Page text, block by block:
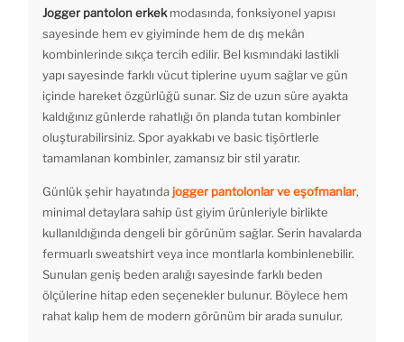
Jogger pantolon erkekmodasında, fonksiyonel yapısı
sayesinde hem ev giyiminde hem de dış mekân
kombinlerinde sıkça tercih edilir. Bel kısmındaki lastikli
yapı sayesinde farklı vücut tiplerine uyum sağlar ve gün
içinde hareket özgürlüğü sunar. Siz de uzun süre ayakta
kaldığınız günlerde rahatlığı ön planda tutan kombinler
oluşturabilirsiniz. Spor ayakkabı ve basic tişörtlerle
tamamlanan kombinler, zamansız bir stil yaratır.
Günlük şehir hayatında jogger pantolonlar ve eşofmanlar,
minimal detaylara sahip üst giyim ürünleriyle birlikte
kullanıldığında dengeli bir görünüm sağlar. Serin havalarda
fermuarlı sweatshirt veya ince montlarla kombinlenebilir.
Sunulan geniş beden aralığı sayesinde farklı beden
ölçülerine hitap eden seçenekler bulunur. Böylece hem
rahat kalıp hem de modern görünüm bir arada sunulur.